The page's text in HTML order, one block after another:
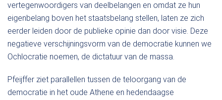
vertegenwoordigers van deelbelangen en omdat ze hun
eigenbelang boven het staatsbelang stellen, laten ze zich
eerder leiden door de publieke opinie dan door visie. Deze
negatieve verschijningsvorm van de democratie kunnen we
Ochlocratie noemen, de dictatuur van de massa.
Pfeijffer ziet parallellen tussen de teloorgang van de
democratie in het oude Athene en hedendaagse